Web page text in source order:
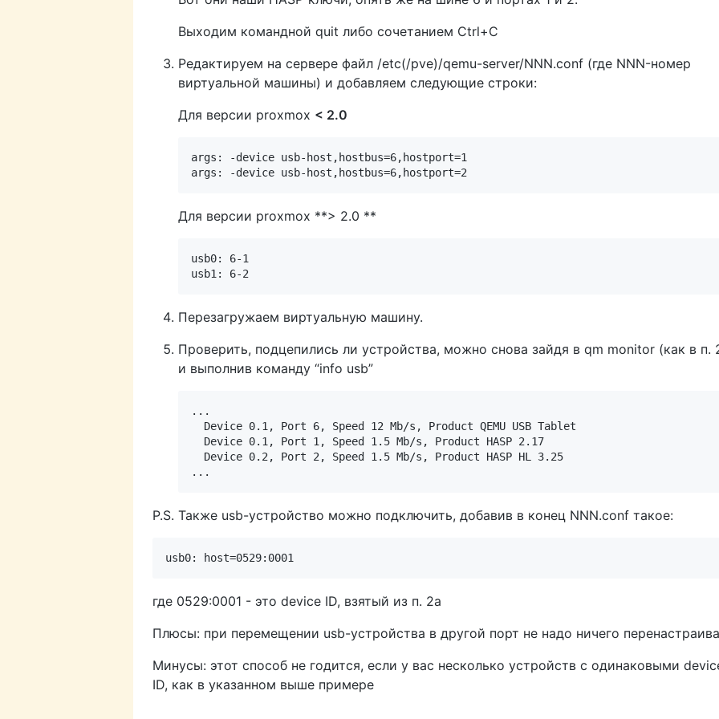
Выходим командной quit либо сочетанием Ctrl+C
Редактируем на сервере файл /etc(/pve)/qemu-server/NNN.conf (где NNN-номер
виртуальной машины) и добавляем следующие строки:
Для версии proxmox < 2.0
args: -device usb-host,hostbus=6,hostport=1
Для версии proxmox **> 2.0 **
usb0: 6-1
Перезагружаем виртуальную машину.
Проверить, подцепились ли устройства, можно снова зайдя в qm monitor (как в п.
и выполнив команду “info usb”
...
Device 0.1, Port 6, Speed 12 Mb/s, Product QEMU USB Tablet
Device 0.1, Port 1, Speed 1.5 Mb/s, Product HASP 2.17
Device 0.2, Port 2, Speed 1.5 Mb/s, Product HASP HL 3.25
P.S. Также usb-устройство можно подключить, добавив в конец NNN.conf такое:
где 0529:0001 - это device ID, взятый из п. 2а
Плюсы: при перемещении usb-устройства в другой порт не надо ничего
Минусы: этот способ не годится, если у вас несколько устройств с одинаковыми
ID, как в указанном выше примере